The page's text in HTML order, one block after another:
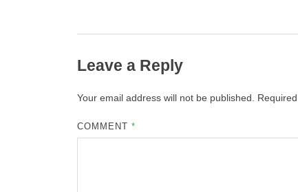
Leave a Reply
Your email address will not be published.
COMMENT*